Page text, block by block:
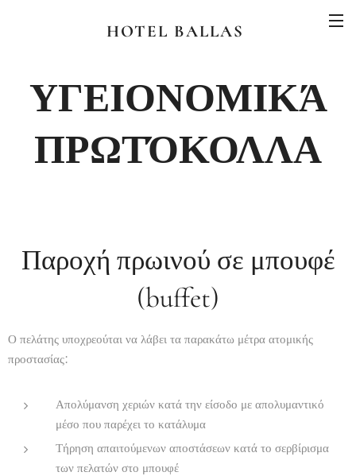
HOTEL BALLAS
ΥΓΕΙΟΝΟΜΙΚΆ
ΠΡΩΤΌΚΟΛΛΑ
Παροχή πρωινού σε μπουφέ
(buffet)
Ο πελάτης υποχρεούται να λάβει τα παρακάτω μέτρα ατομικής
προστασίας:
Απολύμανση χεριών κατά την είσοδο με απολυμαντικό
μέσο που παρέχει το κατάλυμα
Τήρηση απαιτούμενων αποστάσεων κατά το σερβίρισμα
των πελατών στο μπουφέ